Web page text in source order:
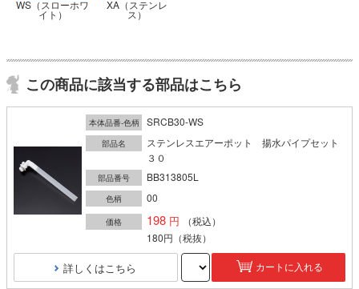
WS（スローホワ
イト）
XA（ステンレ
ス）
この商品に該当する部品はこちら
本体品番-色柄 SRCB30-WS
部品名
ステンレスエアーポット 揚水パイプセット
３０
部品番号 BB313805L
色柄 00
価格 198
（税込）
180円 （税抜）
詳しくはこちら カートに入れる